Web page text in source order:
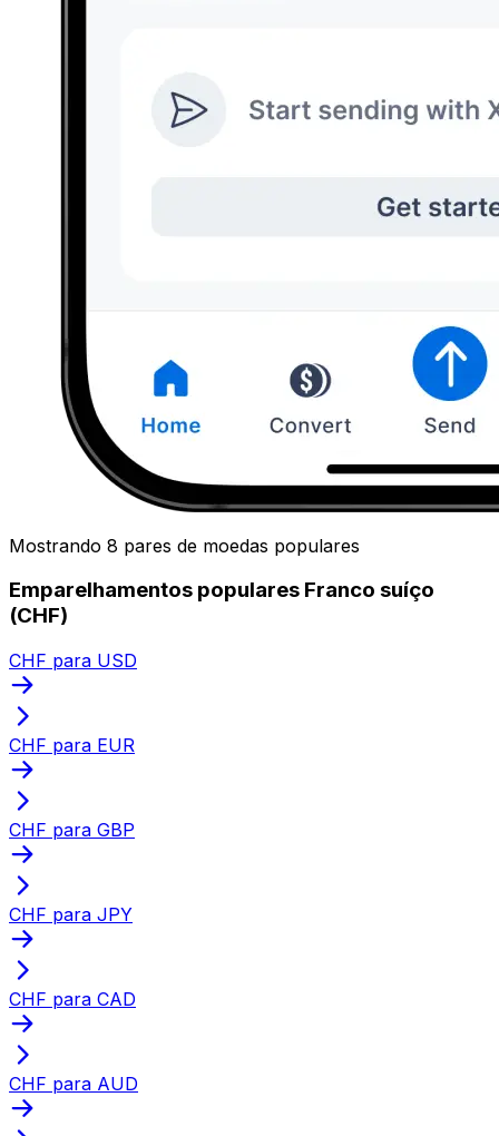
Mostrando 8 pares de moedas populares
Emparelhamentos populares Franco suíço
(CHF)
CHF para USD
CHF para EUR
CHF para GBP
CHF para JPY
CHF para CAD
CHF para AUD